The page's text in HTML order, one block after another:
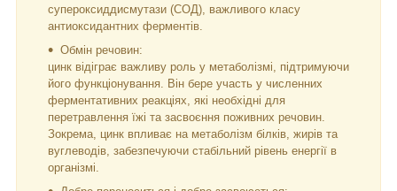
супероксиддисмутази (СОД), важливого класу
антиоксидантних ферментів.
Обмін речовин:
цинк відіграє важливу роль у метаболізмі, підтримуючи
його функціонування. Він бере участь у численних
ферментативних реакціях, які необхідні для
перетравлення їжі та засвоєння поживних речовин.
Зокрема, цинк впливає на метаболізм білків, жирів та
вуглеводів, забезпечуючи стабільний рівень енергії в
організмі.